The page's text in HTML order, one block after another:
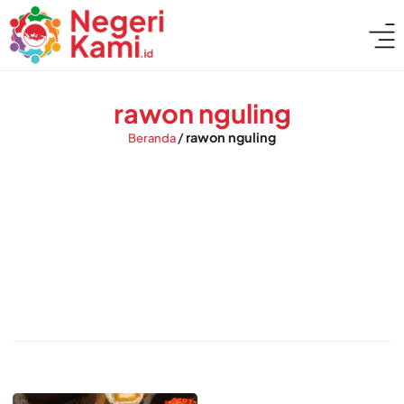
rawon nguling
Beranda/rawon nguling